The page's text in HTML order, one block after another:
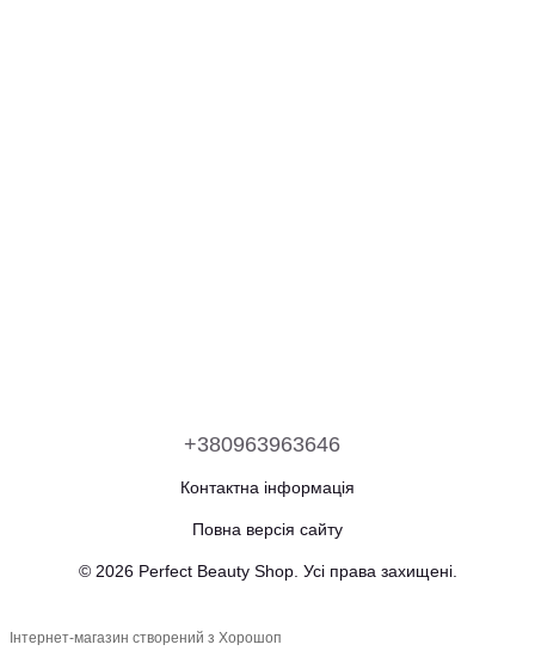
+380963963646
Контактна інформація
Повна версія сайту
© 2026 Perfect Beauty Shop. Усі права захищені.
Інтернет-магазин створений з Хорошоп